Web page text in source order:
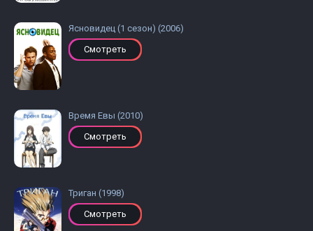
Ясновидец (1 сезон) (2006)
Смотреть
Время Евы (2010)
Смотреть
Триган (1998)
Смотреть